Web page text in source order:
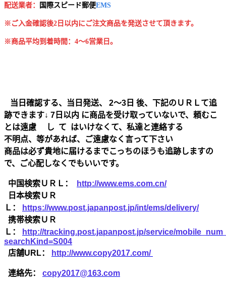
配送業者： 国 際スピード郵便EMS
※ご入金確認後2日以内にご注文商品を発送させて頂きます。
※商品平均到着時間：4～6営業日。
当日確認する、当日発送、 2～3日 後、下記のＵＲＬて追
跡できます↓ 7日以内 に商品を受け取っていないで、頼むこ
とは遠慮 し て はいけなくて、私達と連絡する
不明点、等があれば、ご遠慮なく言って下さい
商品は必ず貴地に届けるまでこっちのほうも追跡しますの
で、ご心配しなくでもいいです。
中国検索ＵＲＬ：
http://www.ems.com.cn/
日本検索ＵＲ
Ｌ：
https://www.post.japanpost.jp/int/ems/delivery/
携帯検索ＵＲ
Ｌ：
http://tracking.post.japanpost.jp/service/
searchKind=S004
店舗URL：
http://www.copy2017.com/
連絡先： copy2017@163.com